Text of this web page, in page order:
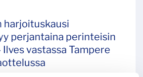
harjoituskausi
perjantaina perinteisin
vastassa Tampere